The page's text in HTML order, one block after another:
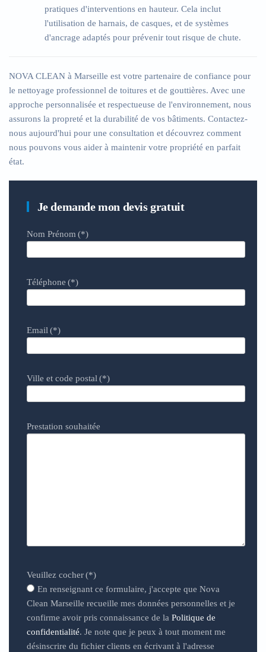
pratiques d'interventions en hauteur. Cela inclut
l'utilisation de harnais, de casques, et de systèmes
d'ancrage adaptés pour prévenir tout risque de chute.
NOVA CLEAN à Marseille est votre partenaire de confiance pour
le nettoyage professionnel de toitures et de gouttières. Avec une
approche personnalisée et respectueuse de l'environnement, nous
assurons la propreté et la durabilité de vos bâtiments. Contactez-
nous aujourd'hui pour une consultation et découvrez comment
nous pouvons vous aider à maintenir votre propriété en parfait
état.
Je demande mon devis gratuit
Nom Prénom (*)
Téléphone (*)
Email (*)
Ville et code postal (*)
Prestation souhaitée
Veuillez cocher(*)
En renseignant ce formulaire, j'accepte que Nova
Clean Marseille recueille mes données personnelles et je
confirme avoir pris connaissance de la Politique de
confidentialité. Je note que je peux à tout moment me
désinscrire du fichier clients en écrivant à l'adresse